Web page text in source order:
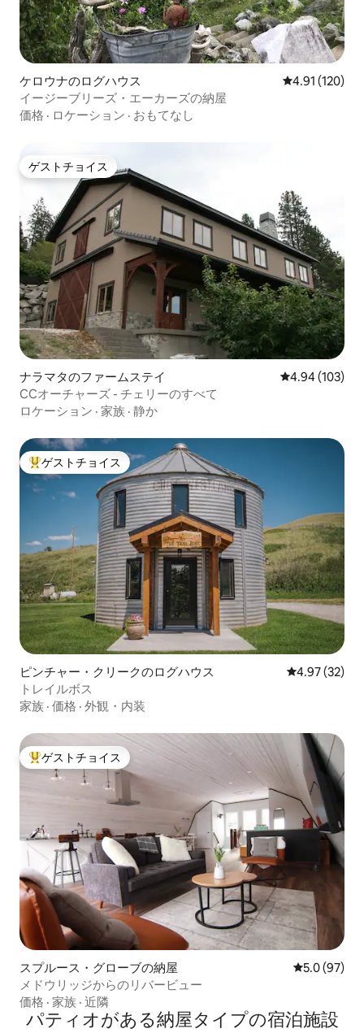
ケロウナのログハウス レビュー120
4.91 (120)
イージーブリーズ・エーカーズの納屋
価格 · ロケーション · おもてなし
ゲストチョイス
ゲストチョイス
ナラマタのファームステイ レビュー103
4.94 (103)
CCオーチャーズ - チェリーのすべて
ロケーション · 家族 · 静か
大好評のゲストチョイスです。
ゲストチョイス
ピンチャー・クリークのログハウス レビュー32
4.97 (32)
トレイルボス
家族 · 価格 · 外観・内装
大好評のゲストチョイスです。
ゲストチョイス
スプルース・グローブの納屋 レビュー97
5.0 (97)
メドウリッジからのリバービュー
価格 · 家族 · 近隣
パティオがある納屋タイプの宿泊施設